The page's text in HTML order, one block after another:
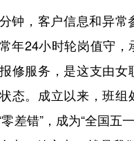
，客户信息和异常
年24小时轮岗值守，
修服务，是这支由女
态。成立以来，班组
差错”，成为“全国五